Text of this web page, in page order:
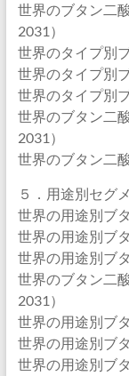
世界のブタン二
2031）
世界のタイプ別
世界のタイプ別
世界のタイプ別
世界のブタン二
2031）
世界のブタン二
５．用途別セグ
世界の用途別ブ
世界の用途別ブ
世界の用途別ブ
世界のブタン二
2031）
世界の用途別ブ
世界の用途別ブ
世界の用途別ブ